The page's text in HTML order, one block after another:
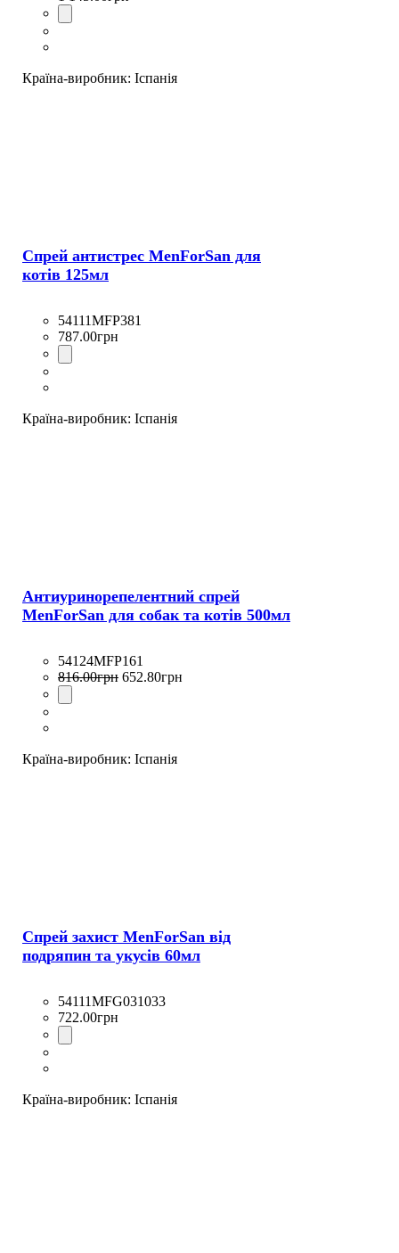
Країна-виробник: Іспанія
Спрей антистрес MenForSan для
котів 125мл
54111MFP381
787.00грн
Країна-виробник: Іспанія
Антиуринорепелентний спрей
MenForSan для собак та котів 500мл
54124MFP161
816.00грн 652.80грн
Країна-виробник: Іспанія
Спрей захист MenForSan від
подряпин та укусів 60мл
54111MFG031033
722.00грн
Країна-виробник: Іспанія